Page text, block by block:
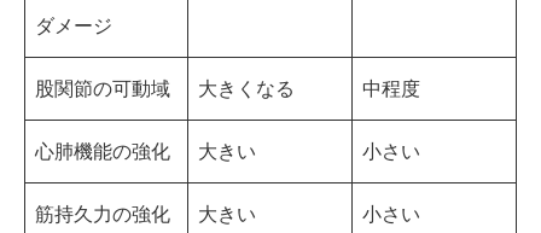
ダメージ
股関節の可動域 大きくなる 中程度
心肺機能の強化 大きい 小さい
筋持久力の強化 大きい 小さい